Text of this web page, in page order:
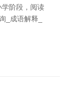
阶段，阅读
_成语解释_